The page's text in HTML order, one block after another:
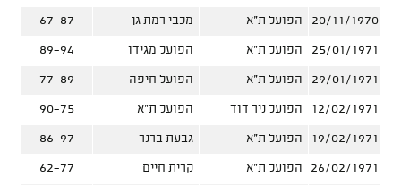
20/11/1970 הפועל ת"א מכבי רמת גן 67-87
25/01/1971 הפועל ת"א הפועל מגידו 89-94
29/01/1971 הפועל ת"א הפועל חיפה 77-89
12/02/1971 הפועל ניר דוד הפועל ת"א 90-75
19/02/1971 הפועל ת"א גבעת ברנר 86-97
26/02/1971 הפועל ת"א קרית חיים 62-77